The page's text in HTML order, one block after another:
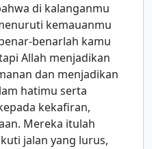
di kalanganmu
kemauanmu
benarlah kamu
Allah menjadikan
dan menjadikan
hatimu serta
kekafiran,
Mereka itulah
jalan yang lurus,